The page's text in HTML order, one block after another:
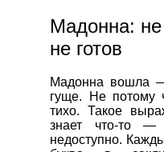
Мадонна:
не готов
Мадонна вошла
гуще. Не потому
тихо. Такое
знает что-то —
недоступно.